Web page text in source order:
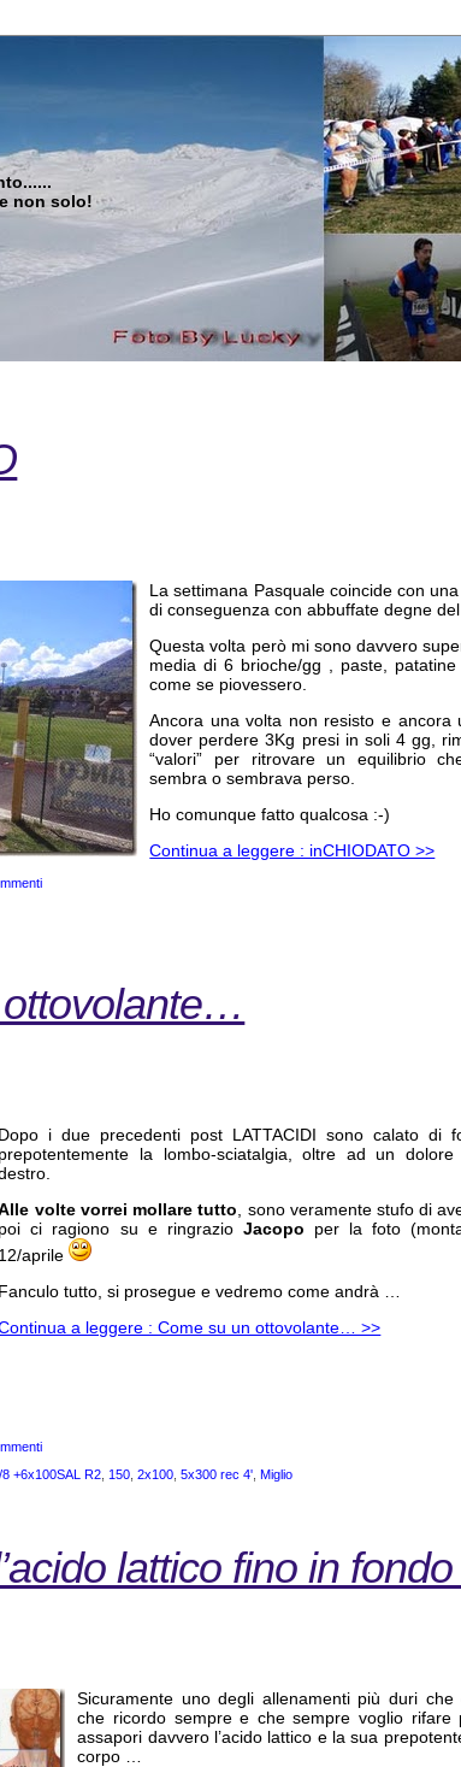
non solo!
La settimana Pasquale coincide con
di conseguenza con abbuffate degne
Questa volta però mi sono davvero
media di 6 brioche/gg , paste,
come se piovessero.
Ancora una volta non resisto e ancora
dover perdere 3Kg presi in soli 4 gg,
“valori” per ritrovare un equilibrio
sembra o sembrava perso.
Ho comunque fatto qualcosa :-)
Continua a leggere : inCHIODATO >>
Dopo i due precedenti post LATTACIDI sono calato di
prepotentemente la lombo-sciatalgia, oltre ad un
volte vorrei mollare tutto, sono veramente stufo di
poi ci ragiono su e ringrazio Jacopo per la foto
12/aprile
Fanculo tutto, si prosegue e vedremo come andrà …
a leggere : Come su un ottovolante… >>
+6x100SAL R2 150 ,2x100 ,5x300 rec 4' ,Miglio
lattico fino in
Sicuramente uno degli allenamenti più duri che
che ricordo sempre e che sempre voglio rifare
assapori davvero l’acido lattico e la sua
corpo …